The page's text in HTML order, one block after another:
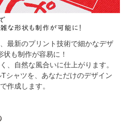
最新のプリント技術で細かなデザ
状も制作が容易に！
、自然な風合いに仕上がります。
シャツを、あなただけのデザイン
作成します。